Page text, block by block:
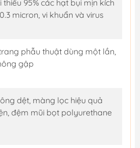
thiểu 95% các hạt bụi mịn kích
micron, vi khuẩn và virus
phẫu thuật dùng một lần,
gập
dệt, màng lọc hiệu quả
đệm mũi bọt polyurethane